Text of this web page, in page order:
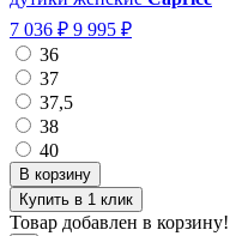
7 036 ₽ 9 995 ₽
36
37
37,5
38
40
Купить в 1 клик
Товар добавлен в корзину!